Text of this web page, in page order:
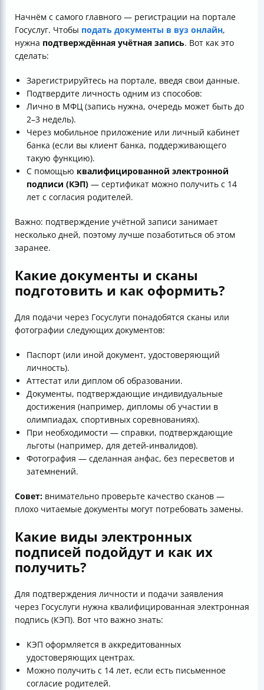
Начнём с самого главного — регистрации на портале
Госуслуг. Чтобы подать документы в вуз онлайн,
нужна подтверждённая учётная запись. Вот как это
сделать:
Зарегистрируйтесь на портале, введя свои данные.
Подтвердите личность одним из способов:
Лично в МФЦ (запись нужна, очередь может быть до
2–3 недель).
Через мобильное приложение или личный кабинет
банка (если вы клиент банка, поддерживающего
такую функцию).
С помощью квалифицированной электронной
подписи (КЭП) — сертификат можно получить с 14
лет с согласия родителей.
Важно: подтверждение учётной записи занимает
несколько дней, поэтому лучше позаботиться об этом
заранее.
Какие документы и сканы
подготовить и как оформить?
Для подачи через Госуслуги понадобятся сканы или
фотографии следующих документов:
Паспорт (или иной документ, удостоверяющий
личность).
Аттестат или диплом об образовании.
Документы, подтверждающие индивидуальные
достижения (например, дипломы об участии в
олимпиадах, спортивных соревнованиях).
При необходимости — справки, подтверждающие
льготы (например, для детей-инвалидов).
Фотография — сделанная анфас, без пересветов и
затемнений.
Совет: внимательно проверьте качество сканов —
плохо читаемые документы могут потребовать замены.
Какие виды электронных
подписей подойдут и как их
получить?
Для подтверждения личности и подачи заявления
через Госуслуги нужна квалифицированная электронная
подпись (КЭП). Вот что важно знать:
КЭП оформляется в аккредитованных
удостоверяющих центрах.
Можно получить с 14 лет, если есть письменное
согласие родителей.